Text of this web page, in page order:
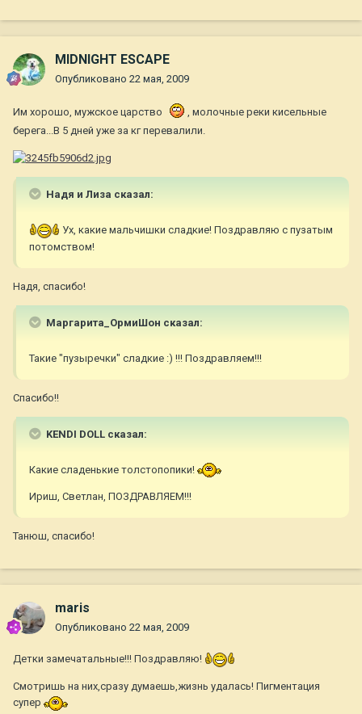
MIDNIGHT ESCAPE
Опубликовано 22 мая, 2009
Им хорошо, мужское царство
, молочные реки кисельные
берега...В 5 дней уже за кг перевалили.
Надя и Лиза сказал:
Ух, какие мальчишки сладкие! Поздравляю с пузатым
потомством!
Надя, спасибо!
Маргарита_ОрмиШон сказал:
Такие "пузыречки" сладкие :) !!! Поздравляем!!!
Спасибо!!
KENDI DOLL сказал:
Какие сладенькие толстопопики!
Ириш, Светлан, ПОЗДРАВЛЯЕМ!!!
Танюш, спасибо!
maris
Опубликовано 22 мая, 2009
Детки замечатальные!!! Поздравляю!
Смотришь на них,сразу думаешь,жизнь удалась! Пигментация
супер